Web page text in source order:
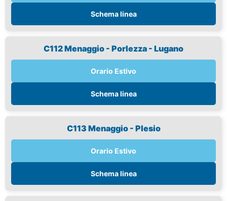
Schema linea
C112 Menaggio - Porlezza - Lugano
Orario Estivo
Schema linea
C113 Menaggio - Plesio
Orario Estivo
Schema linea